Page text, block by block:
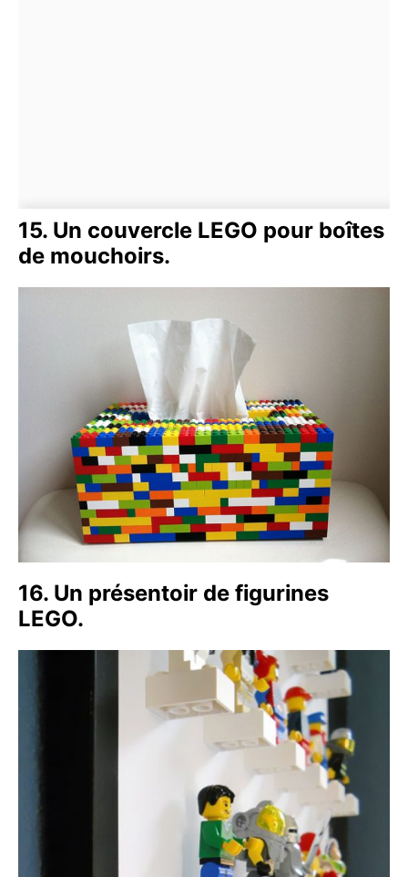
15. Un couvercle LEGO pour boîtes
de mouchoirs.
16. Un présentoir de figurines
LEGO.